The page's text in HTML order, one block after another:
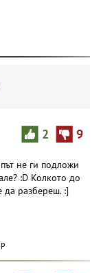
2 9
не ги подложи
:D Колкото до
да разбереш. :]